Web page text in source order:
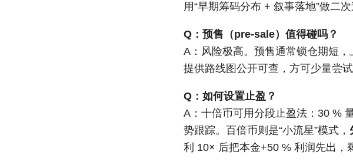
用“早期筹码分布 + 叙事落地”做二次
Q：预售（pre-sale）值得碰吗？
A：风险极高。预售通常锁仓期短
提供路线图公开可查，方可少量尝试
Q：如何设置止盈？
A：十倍币可用分段止盈法：30 %
势跟踪。百倍币则是“小流星”模式，
利 10× 后把本金+50 % 利润先出，